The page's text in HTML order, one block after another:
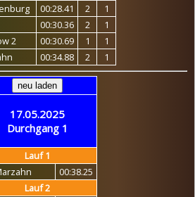
00:28.41 2
1
00:30.36 2
1
2 00:30.69 1
1
00:34.88 2 1
17.05.2025
Durchgang 1
Lauf 1
00:38.25
Lauf 2